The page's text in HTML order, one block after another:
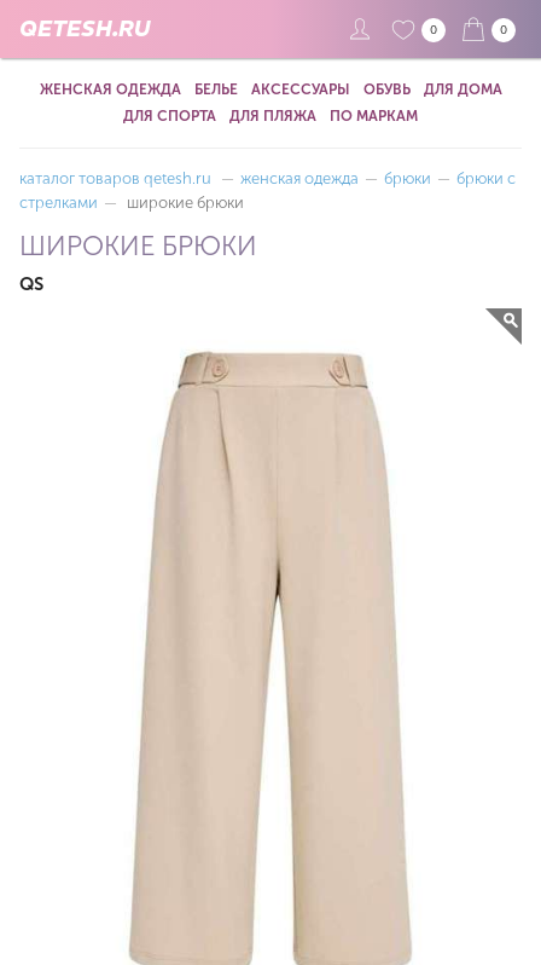
QETESH.RU 0 0
ЖЕНСКАЯ ОДЕЖДА БЕЛЬЕ АКСЕССУАРЫ ОБУВЬ
ДЛЯ ДОМА
ДЛЯ СПОРТА
ДЛЯ ПЛЯЖА ПО МАРКАМ
каталог товаров qetesh.ru — женская одежда — брюки — брюки с
стрелками — широкие брюки
ШИРОКИЕ БРЮКИ
QS